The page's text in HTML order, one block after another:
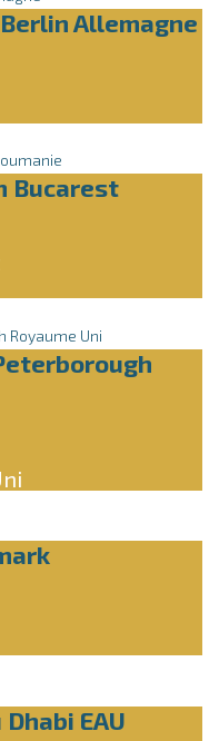
Allemagne
Bucarest
EAU